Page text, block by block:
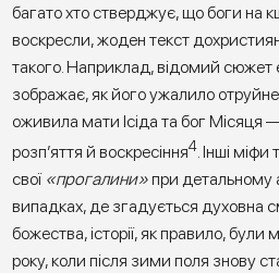
багато хто стверджує, що боги на
воскресли, жоден текст
такого. Наприклад, відомий сюжет
зображає, як його ужалило отруйне
оживила мати Ісіда та бог Місяця
розп’яття й воскресіння4. Інші
свої «прогалини»при детальному
випадках, де згадується духовна
божества, історії, як правило,
року, коли після зими поля знову